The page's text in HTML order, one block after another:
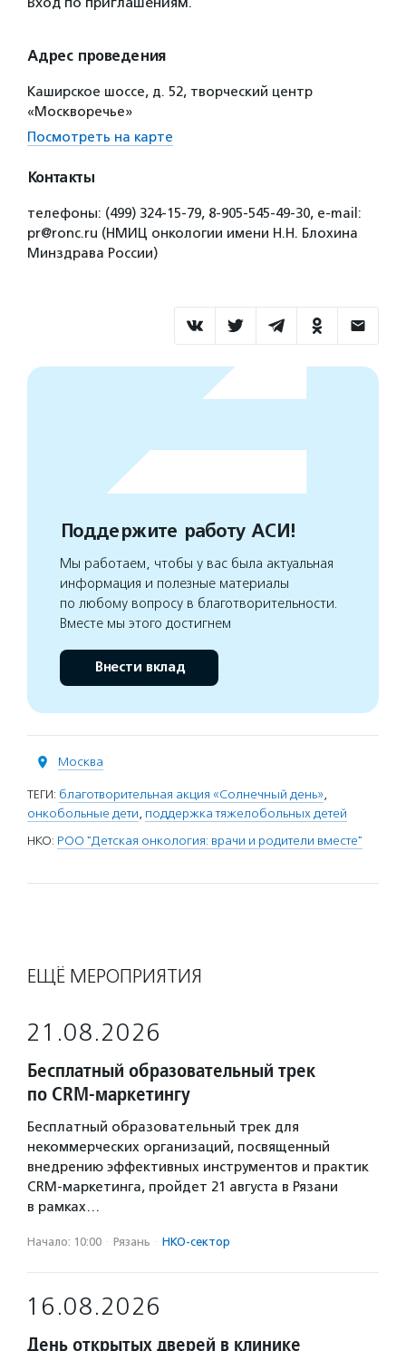
Адрес проведения
Каширское шоссе, д. 52, творческий центр
«Москворечье»
Посмотреть на карте
Контакты
телефоны: (499) 324-15-79, 8-905-545-49-30, e-mail:
pr@ronc.ru (НМИЦ онкологии имени Н.Н. Блохина
Минздрава России)
Поддержите работу АСИ!
Мы работаем, чтобы у вас была актуальная
информация и полезные материалы
по любому вопросу в благотворительности.
Вместе мы этого достигнем
Внести вклад
Москва
ТЕГИ: благотворительная акция «Солнечный день»,
онкобольные дети, поддержка тяжелобольных детей
НКО: РОО "Детская онкология: врачи и родители вместе"
ЕЩЁ МЕРОПРИЯТИЯ
21.08.2026
Бесплатный образовательный трек
по CRM-маркетингу
Бесплатный образовательный трек для
некоммерческих организаций, посвященный
внедрению эффективных инструментов и практик
CRM-маркетинга, пройдет 21 августа в Рязани
в рамках…
Начало: 10:00 · Рязань · НКО-сектор
16.08.2026
День открытых дверей в клинике